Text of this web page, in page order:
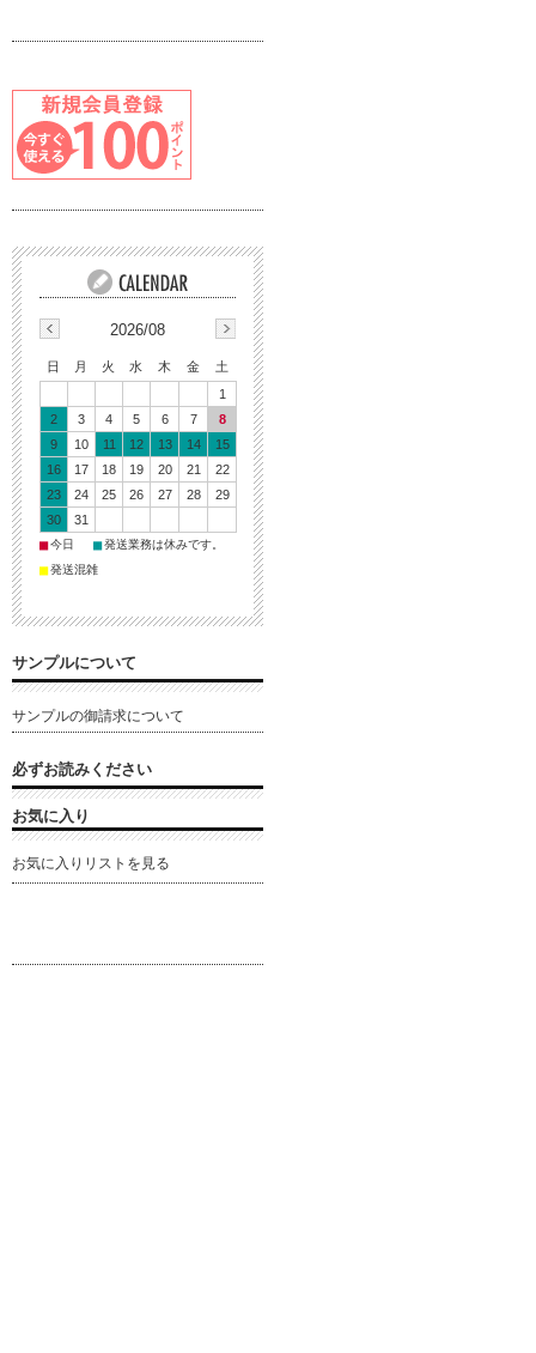
2026/08
日 月 火 水 木 金
土
1
2
3 4 5 6 7
8
9
10 11 12 13 14
15
16
17 18 19 20 21
22
23
24 25 26 27 28
29
30
31
■今日 ■発送業務は休みです。
■発送混雑
サンプルについて
サンプルの御請求について
必ずお読みください
お気に入り
お気に入りリストを見る